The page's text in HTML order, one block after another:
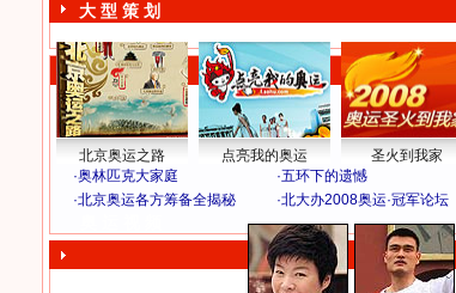
大 型 策 划
北京奥运之路 点亮我的奥运
圣火到我家
·奥林匹克大家庭 ·五环下的遗憾
·北京奥运各方筹备全揭秘 ·北大办2008奥运·冠军论坛